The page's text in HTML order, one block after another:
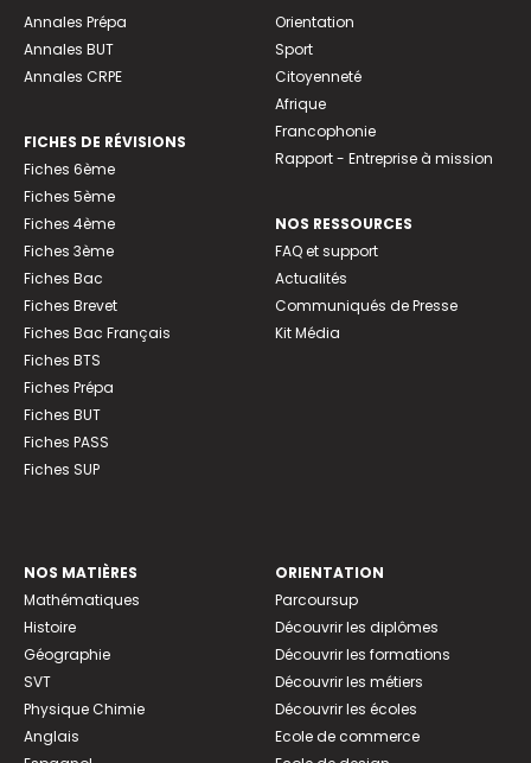
Annales Prépa
Annales BUT
Annales CRPE
FICHES DE RÉVISIONS
Fiches 6ème
Fiches 5ème
Fiches 4ème
Fiches 3ème
Fiches Bac
Fiches Brevet
Fiches Bac Français
Fiches BTS
Fiches Prépa
Fiches BUT
Fiches PASS
Fiches SUP
Orientation
Sport
Citoyenneté
Afrique
Francophonie
Rapport - Entreprise à mission
NOS RESSOURCES
FAQ et support
Actualités
Communiqués de Presse
Kit Média
NOS MATIÈRES
Mathématiques
Histoire
Géographie
SVT
Physique Chimie
Anglais
ORIENTATION
Parcoursup
Découvrir les diplômes
Découvrir les formations
Découvrir les métiers
Découvrir les écoles
Ecole de commerce